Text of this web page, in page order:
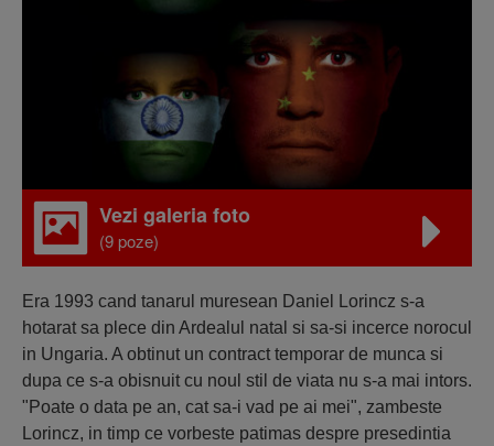
Vezi galeria foto
(9 poze)
Era 1993 cand tanarul muresean Daniel Lorincz s-a
hotarat sa plece din Ardealul natal si sa-si incerce norocul
in Ungaria. A obtinut un contract temporar de munca si
dupa ce s-a obisnuit cu noul stil de viata nu s-a mai intors.
"Poate o data pe an, cat sa-i vad pe ai mei", zambeste
Lorincz, in timp ce vorbeste patimas despre presedintia